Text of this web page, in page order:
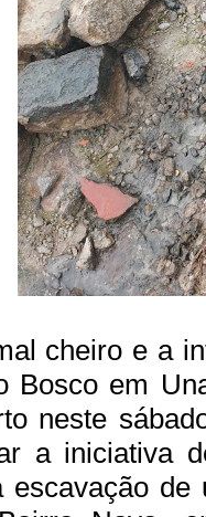
cheiro e a
Bosco em
neste
a iniciativa
escavação